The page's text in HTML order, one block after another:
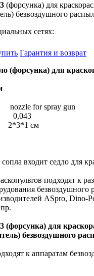
(форсунка) для
безвоздушного
сетях:
Гарантия и возврат
(форсунка) для
for spray gun
0,043
см
входит седло для
подходят к
ASpro, Dino-
(форсунка) для
безвоздушного
к аппаратам